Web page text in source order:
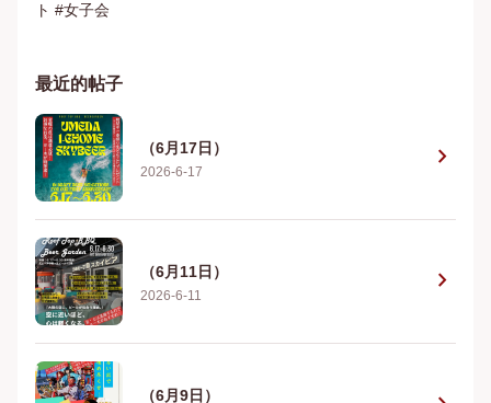
ト #女子会
最近的帖子
（6月17日）
2026-6-17 chevron_right
（6月11日）
2026-6-11 chevron_right
（6月9日）